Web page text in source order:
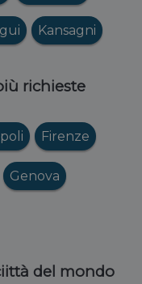
Kansagni
richieste
Firenze
Genova
del mondo